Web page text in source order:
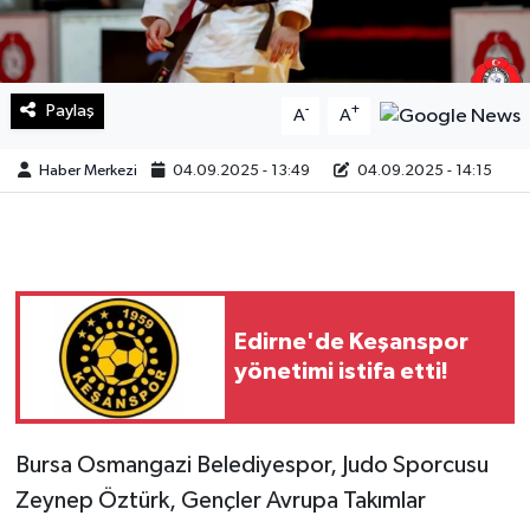
Paylaş A- A+
Haber Merkezi 04.09.2025 - 13:49 04.09.2025 - 14:15
Edirne'de Keşanspor
yönetimi istifa etti!
Bursa Osmangazi Belediyespor, Judo Sporcusu
Zeynep Öztürk, Gençler Avrupa Takımlar